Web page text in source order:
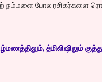
நம்மளை போல ரசிகர்களை
த்மிலிஷிலும்